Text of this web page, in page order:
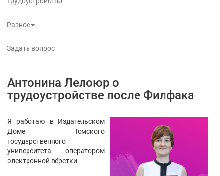
Разное
Задать вопрос
Антонина Лелоюр о
трудоустройстве после Филфака
Я работаю в Издательском
Доме Томского
государственного
университета оператором
электронной вёрстки.